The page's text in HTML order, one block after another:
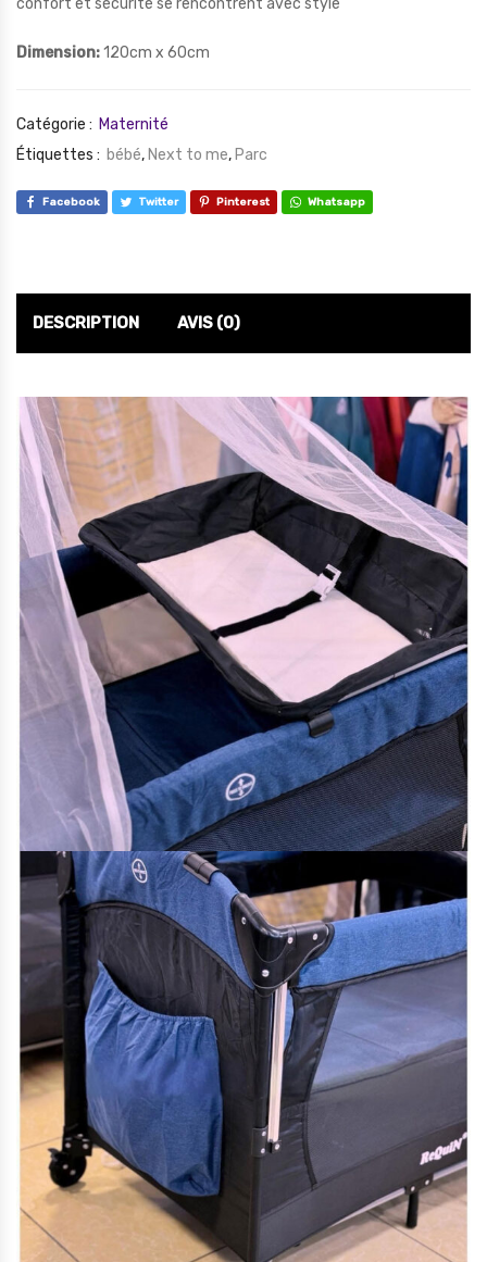
confort et sécurité se rencontrent avec style
Dimension:120cm x 60cm
Catégorie : Maternité
Étiquettes : bébé, Next to me, Parc
Facebook Twitter Pinterest Whatsapp
DESCRIPTION AVIS (0)